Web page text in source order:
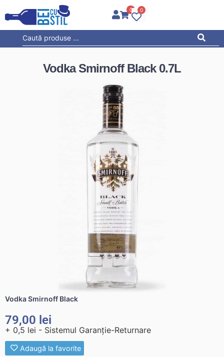
0 0
Vodka Smirnoff Black 0.7L
Vodka Smirnoff Black
79,00 lei
+ 0,5 lei - Sistemul Garanție-Returnare
Adaugă la favorite